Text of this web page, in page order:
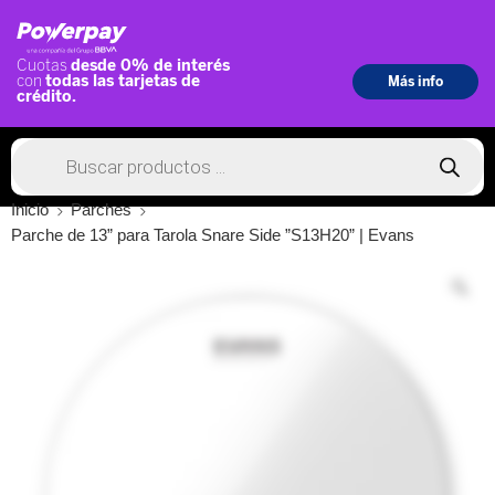
Inicio
Parches
Parche de 13” para Tarola Snare Side ”S13H20” | Evans